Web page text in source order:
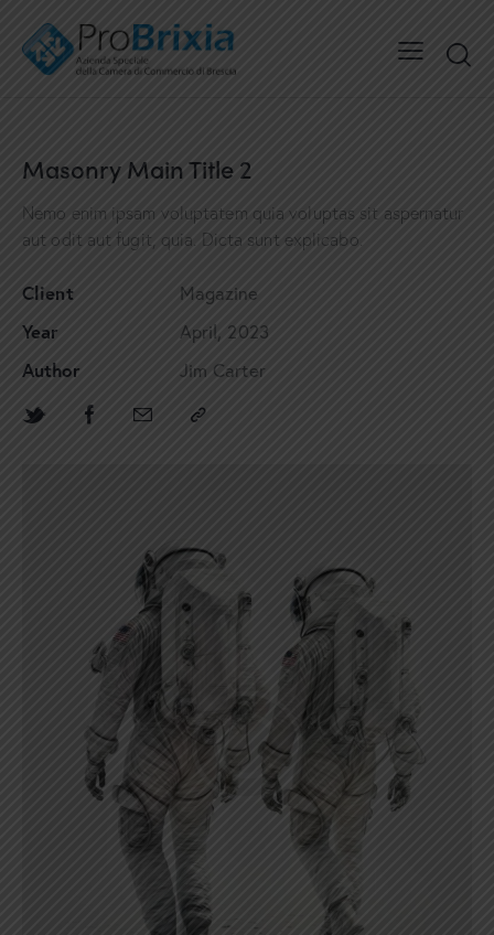
Masonry Main Title 2
Nemo enim ipsam voluptatem quia voluptas sit aspernatur
aut odit aut fugit, quia. Dicta sunt explicabo.
Client Magazine
Year April, 2023
Author Jim Carter